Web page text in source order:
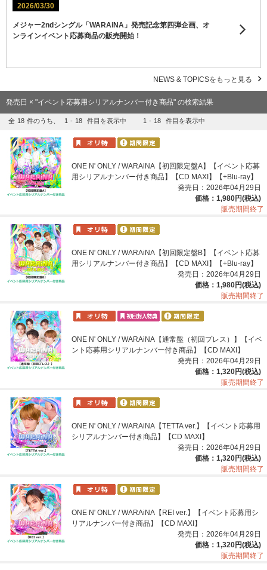
2026/03/30
メジャー2ndシングル「WARAiNA」発売記念第四弾企画、オ
ンラインイベント応募商品の販売開始！
NEWS & TOPICSをもっと見る
発売日 × "イベント応募用シリアルナンバー付き商品" の検索結果
全 18 件のうち、 1 - 18 件目を表示中 1 - 18 件目を表示中
ONE N' ONLY / WARAiNA【初回限定盤A】【イベント応募
用シリアルナンバー付き商品】【CD MAXI】【+Blu-ray】
発売日：2026年04月29日
価格：1,980円(税込)
販売期間終了
ONE N' ONLY / WARAiNA【初回限定盤B】【イベント応募
用シリアルナンバー付き商品】【CD MAXI】【+Blu-ray】
発売日：2026年04月29日
価格：1,980円(税込)
販売期間終了
ONE N' ONLY / WARAiNA【通常盤（初回プレス）】【イベ
ント応募用シリアルナンバー付き商品】【CD MAXI】
発売日：2026年04月29日
価格：1,320円(税込)
販売期間終了
ONE N' ONLY / WARAiNA【TETTA ver.】【イベント応募用
シリアルナンバー付き商品】【CD MAXI】
発売日：2026年04月29日
価格：1,320円(税込)
販売期間終了
ONE N' ONLY / WARAiNA【REI ver.】【イベント応募用シ
リアルナンバー付き商品】【CD MAXI】
発売日：2026年04月29日
価格：1,320円(税込)
販売期間終了